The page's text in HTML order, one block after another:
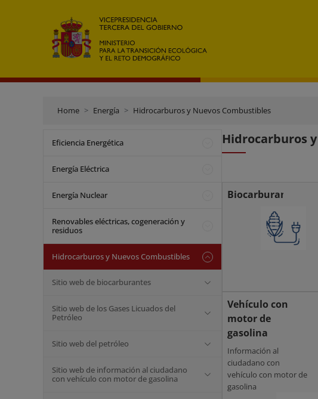
Home Energía Hidrocarburos y Nuevos Combustibles
Eficiencia Energética
Energía Eléctrica
Energía Nuclear
Renovables eléctricas, cogeneración y
residuos
Hidrocarburos y Nuevos Combustibles
Sitio web de biocarburantes
Sitio web de los Gases Licuados del
Petróleo
Sitio web del petróleo
Sitio web de información al ciudadano
con vehículo con motor de gasolina
Hidrocarburos
Biocarburantes
Vehículo con
motor de
gasolina
Información al
ciudadano con
vehículo con motor de
gasolina